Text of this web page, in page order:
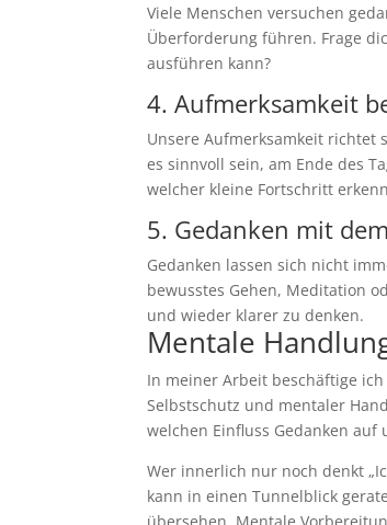
Viele Menschen versuchen
Überforderung führen. Frage
ausführen kann?
4. Aufmerksamkeit
Unsere Aufmerksamkeit richtet
es sinnvoll sein, am Ende des
welcher kleine Fortschritt
5. Gedanken mit
Gedanken lassen sich nicht
bewusstes Gehen, Meditation
und wieder klarer zu denken.
Mentale
In meiner Arbeit beschäftige
Selbstschutz und mentaler
welchen Einfluss Gedanken auf
Wer innerlich nur noch denkt
kann in einen Tunnelblick
übersehen. Mentale